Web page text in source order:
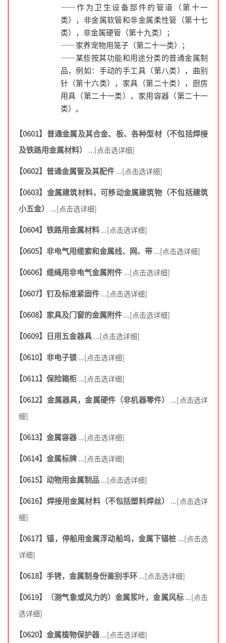
——作为卫生设备部件的管道（第十一
类），非金属软管和非金属柔性管（第十七
类），非金属硬管（第十九类）；
——家养宠物用笼子（第二十一类）；
——某些按其功能和用途分类的普通金属制
品，例如：手动的手工具（第八类），曲别
针（第十六类），家具（第二十类），厨房
用具（第二十一类），家用容器（第二十一
类）。
【0601】普通金属及其合金、板、各种型材（不包括焊接
及铁路用金属材料） ...[点击选详细]
【0602】普通金属管及其配件 ...[点击选详细]
【0603】金属建筑材料，可移动金属建筑物（不包括建筑
小五金） ...[点击选详细]
【0604】铁路用金属材料 ...[点击选详细]
【0605】非电气用缆索和金属线、网、带 ...[点击选详细]
【0606】缆绳用非电气金属附件 ...[点击选详细]
【0607】钉及标准紧固件 ...[点击选详细]
【0608】家具及门窗的金属附件 ...[点击选详细]
【0609】日用五金器具 ...[点击选详细]
【0610】非电子锁 ...[点击选详细]
【0611】保险箱柜 ...[点击选详细]
【0612】金属器具，金属硬件（非机器零件） ...[点击选详
细]
【0613】金属容器...[点击选详细]
【0614】金属标牌 ...[点击选详细]
【0615】动物用金属制品 ...[点击选详细]
【0616】焊接用金属材料（不包括塑料焊丝） ...[点击选详
细]
【0617】锚，停船用金属浮动船坞，金属下锚桩 ...[点击选
详细]
【0618】手铐，金属制身份鉴别手环 ...[点击选详细]
【0619】（测气象或风力的）金属浆叶，金属风标 ...[点击
选详细]
【0620】金属植物保护器...[点击选详细]